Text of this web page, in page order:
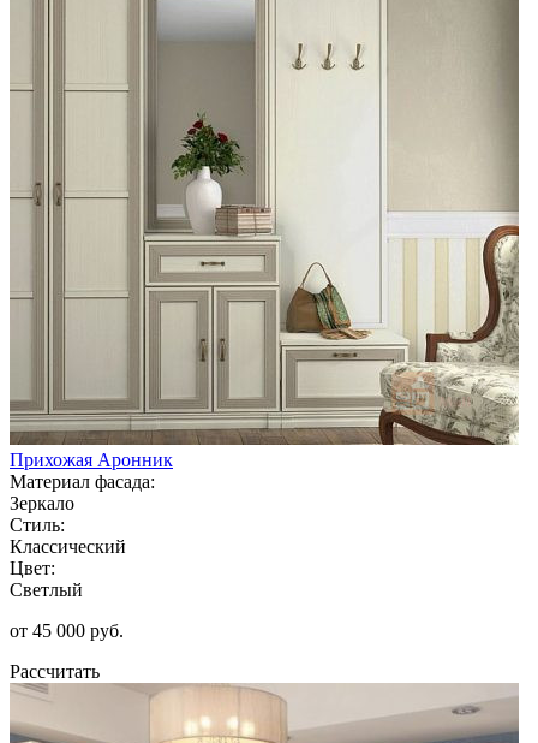
Прихожая Аронник
Материал фасада:
Зеркало
Стиль:
Классический
Цвет:
Светлый
от 45 000 руб.
Рассчитать